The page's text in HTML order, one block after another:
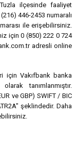
ilçesinde faaliyet
446-2453 numaralı
ile erişebilirsiniz.
için 0 (850) 222 0 724
adresli online
için Vakıfbank banka
tanımlanmıştır.
ve GBP) SWIFT / BIC
şeklindedir. Daha